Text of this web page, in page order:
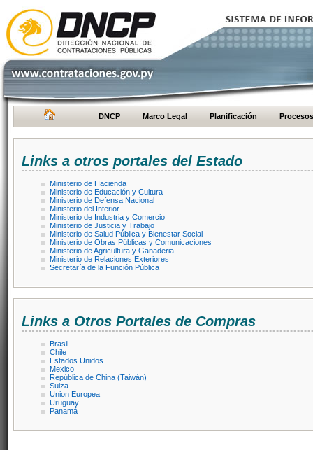
DNCP Marco Legal Planificación Procesos
Links a otros portales del Estado
Ministerio de Hacienda
Ministerio de Educación y Cultura
Ministerio de Defensa Nacional
Ministerio del Interior
Ministerio de Industria y Comercio
Ministerio de Justicia y Trabajo
Ministerio de Salud Pública y Bienestar Social
Ministerio de Obras Públicas y Comunicaciones
Ministerio de Agricultura y Ganaderia
Ministerio de Relaciones Exteriores
Secretaría de la Función Pública
Links a Otros Portales de Compras
Brasil
Chile
Estados Unidos
Mexico
República de China (Taiwán)
Suiza
Union Europea
Uruguay
Panamá